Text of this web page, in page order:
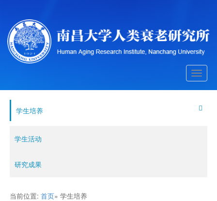
Toggle
学生培养
学生活动
研究成果
当前位置: 首页» 学生培养